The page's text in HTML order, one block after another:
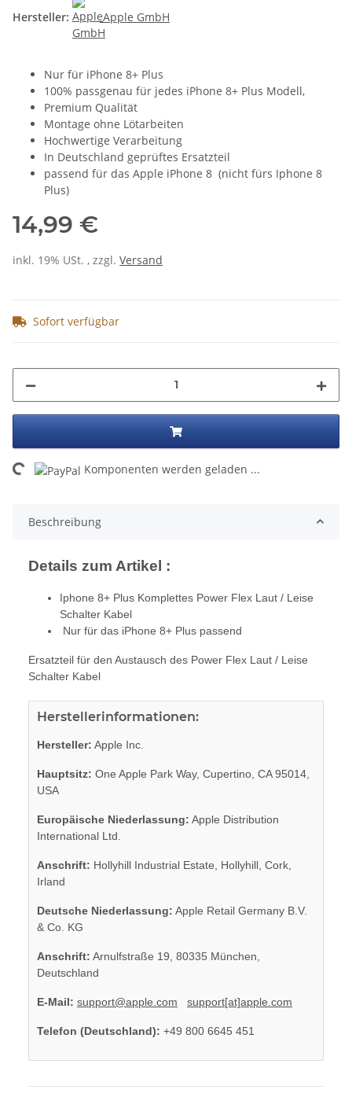
Hersteller:
Apple GmbH
Nur für iPhone 8+ Plus
100% passgenau für jedes iPhone 8+ Plus Modell,
Premium Qualität
Montage ohne Lötarbeiten
Hochwertige Verarbeitung
In Deutschland geprüftes Ersatzteil
passend für das Apple iPhone 8 (nicht fürs Iphone 8
Plus)
14,99 €
inkl. 19% USt. , zzgl. Versand
Sofort verfügbar
Komponenten werden geladen ...
Beschreibung
Details zum Artikel :
Iphone 8+ Plus Komplettes Power Flex Laut / Leise
Schalter Kabel
Nur für das iPhone 8+ Plus passend
Ersatzteil für den Austausch des Power Flex Laut / Leise
Schalter Kabel
Herstellerinformationen:
Hersteller: Apple Inc.
Hauptsitz: One Apple Park Way, Cupertino, CA 95014,
USA
Europäische Niederlassung: Apple Distribution
International Ltd.
Anschrift: Hollyhill Industrial Estate, Hollyhill, Cork,
Irland
Deutsche Niederlassung: Apple Retail Germany B.V.
& Co. KG
Anschrift: Arnulfstraße 19, 80335 München,
Deutschland
E-Mail: support@apple.com support[at]apple.com
Telefon (Deutschland): +49 800 6645 451